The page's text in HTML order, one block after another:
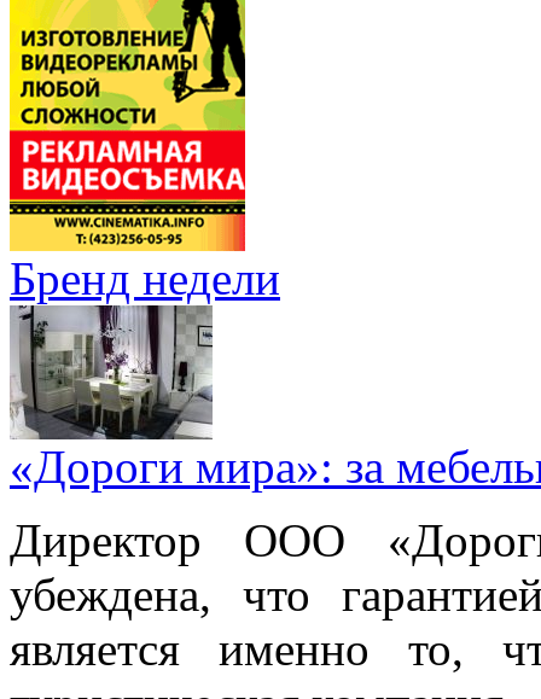
Бренд недели
«Дороги мира»: за
Директор ООО
убеждена, что
является именно то,